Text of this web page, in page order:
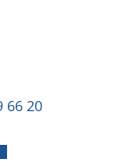
66 20
Link wird